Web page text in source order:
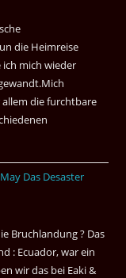
die Heimreise
mich wieder
die furchtbare
Das Desaster
Bruchlandung ? Das
: Ecuador, war ein
wir das bei Eaki &